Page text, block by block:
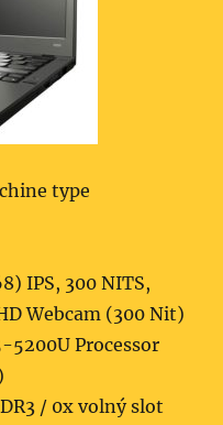
type
IPS, 300 NITS,
Webcam (300 Nit)
Processor
/ 0x volný slot